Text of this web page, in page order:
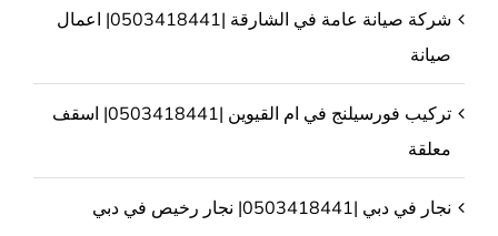
شركة صيانة عامة في الشارقة |0503418441| اعمال
صيانة
تركيب فورسيلنج في ام القيوين |0503418441| اسقف
معلقة
نجار في دبي |0503418441| نجار رخيص في دبي